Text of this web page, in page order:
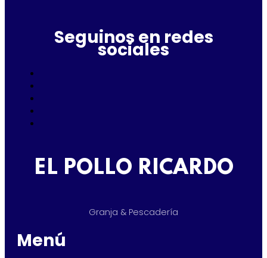
Seguinos en redes
sociales
EL POLLO RICARDO
Granja & Pescadería
Menú